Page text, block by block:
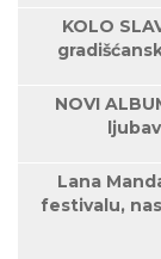
KOLO
NOVI
Lana
festivalu,